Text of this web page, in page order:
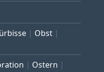
Obst
Ostern